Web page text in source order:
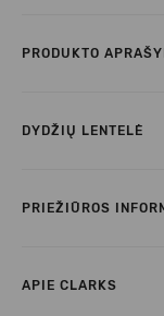
PRODUKTO
DYDŽIŲ LENTELĖ
PRIEŽIŪROS
APIE CLARKS